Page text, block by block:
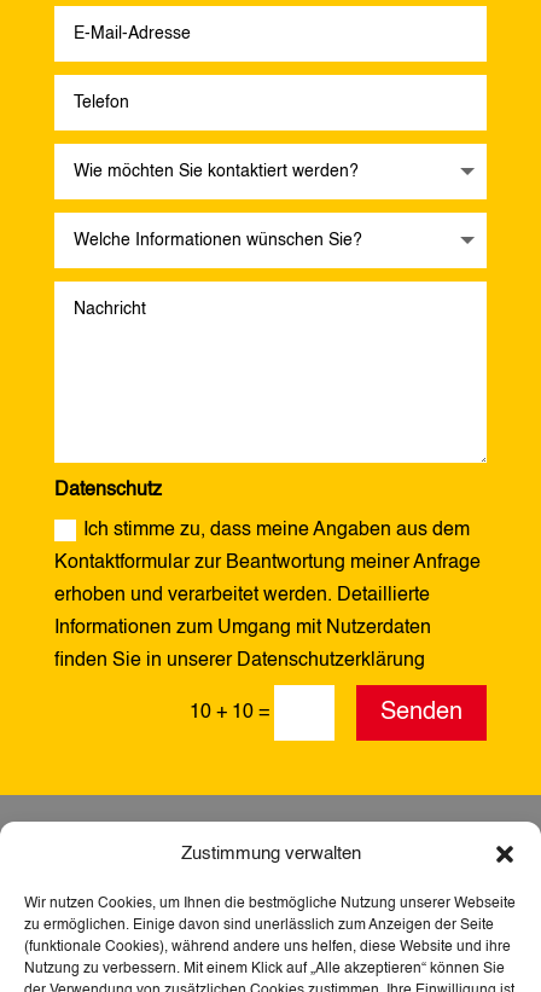
Zustimmung verwalten
Wir nutzen Cookies, um Ihnen die bestmögliche Nutzung unserer Webseite
zu ermöglichen. Einige davon sind unerlässlich zum Anzeigen der Seite
(funktionale Cookies), während andere uns helfen, diese Website und ihre
Nutzung zu verbessern. Mit einem Klick auf „Alle akzeptieren“ können Sie
Datenschutz
Ich stimme zu, dass meine Angaben aus dem
Kontaktformular zur Beantwortung meiner Anfrage
erhoben und verarbeitet werden. Detaillierte
Informationen zum Umgang mit Nutzerdaten
finden Sie in unserer Datenschutzerklärung
10 + 10 = Senden